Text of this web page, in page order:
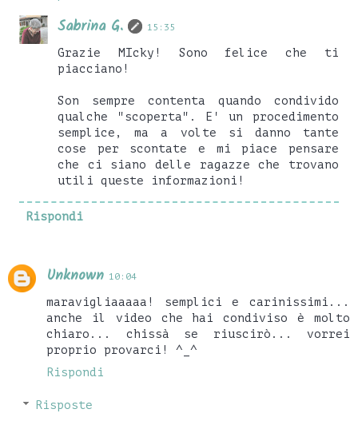
Sabrina G. 15:35
Grazie MIcky! Sono felice che ti
piacciano!
Son sempre contenta quando condivido
qualche "scoperta". E' un procedimento
semplice, ma a volte si danno tante
cose per scontate e mi piace pensare
che ci siano delle ragazze che trovano
utili queste informazioni!
Rispondi
Unknown 10:04
maravigliaaaaa! semplici e carinissimi...
anche il video che hai condiviso è molto
chiaro... chissà se riuscirò... vorrei
proprio provarci! ^_^
Rispondi
Risposte